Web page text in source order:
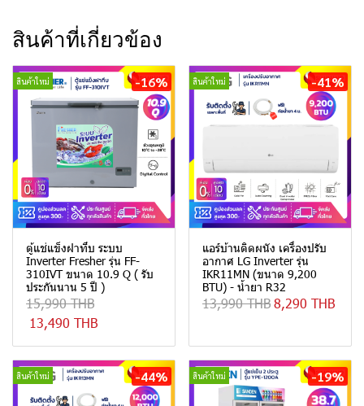
สินค้าที่เกี่ยวข้อง
สินค้าใหม่ -16%
ตู้แช่แข็งฝาทึบ ระบบ
Inverter Fresher รุ่น FF-
310IVT ขนาด 10.9 Q ( รับ
ประกันนาน 5 ปี )
15,990 THB
13,490 THB
สินค้าใหม่ -41%
แอร์บ้านติดผนัง เครื่องปรับ
อากาศ LG Inverter รุ่น
IKR11MN (ขนาด 9,200
BTU) - น้ำยา R32
13,990 THB8,290 THB
สินค้าใหม่ -44% สินค้าใหม่ -19%